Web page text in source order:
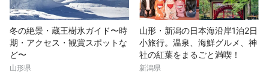
冬の絶景・蔵王樹氷ガイド〜時
期・アクセス・観賞スポットな
ど〜
山形県
山形・新潟の日本海沿岸1泊2日
小旅行。温泉、海鮮グルメ、神
社の紅葉をまるごと満喫！
新潟県